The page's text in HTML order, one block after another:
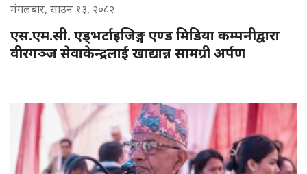
मंगलबार, साउन १३, २०८२
एस.एम.सी. एड्भर्टाइजिङ्ग एण्ड मिडिया कम्पनीद्वारा
वीरगञ्ज सेवाकेन्द्रलाई खाद्यान्न सामग्री अर्पण